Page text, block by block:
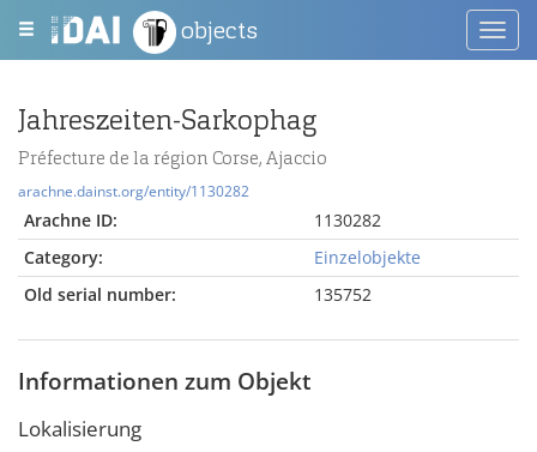
objects
Jahreszeiten-Sarkophag
Préfecture de la région Corse, Ajaccio
arachne.dainst.org/entity/1130282
Arachne ID:
1130282
Category:
Einzelobjekte
Old serial number:
135752
Informationen zum Objekt
Lokalisierung